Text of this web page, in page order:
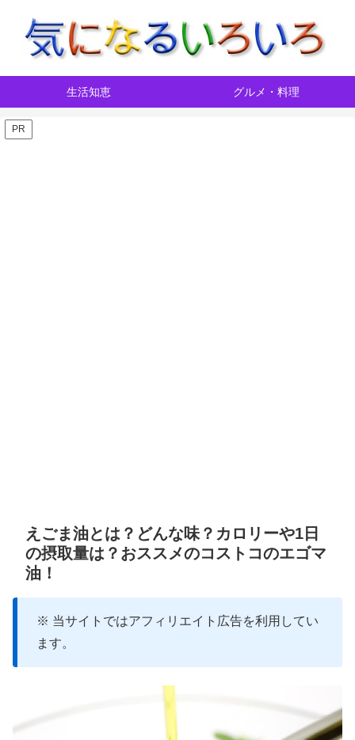
生活知恵 グルメ・料理
PR
えごま油とは？どんな味？カロリーや1日
の摂取量は？おススメのコストコのエゴマ
油！
※ 当サイトではアフィリエイト広告を利用してい
ます。